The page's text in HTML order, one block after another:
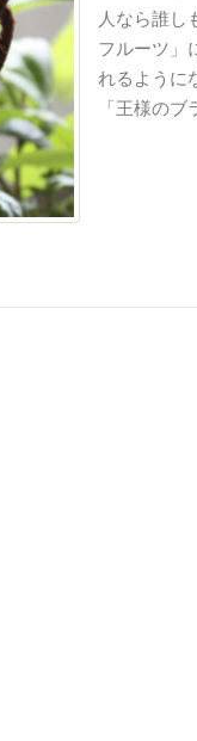
人なら誰し
フルーツ」
れるように
「王様の